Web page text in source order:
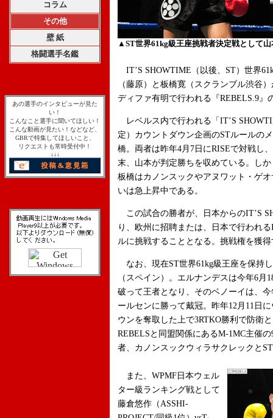
コラム
その他
壁 紙
格闘選手名鑑
あの選手のインタビューが見た
い！
こんなこと選手に聞いてほしい！
こんな動画が見たい！などなど、
GBRで特集してほしいこと、
リクエストも常時受付中！
↓↓↓
▲ST世界61kg級王座挑戦者決定戦として
IT’S SHOWTIME（以後、ST）世界
（藤原）と板橋寛（スクランブル渋谷
ディファ有明で行われる『REBELS.9』
レベルス内で行われる「IT’S
定）カウントダウン企画のSTルールの
橋。両者は昨年4月7日にRISEで対戦し
末、山本が判定勝ちを収めている。し
板橋はカノンスックやアヌワット・ゲ
いは急上昇中である。
この試合の勝者が、日本からのIT’S
り、欧州に招聘または、日本で行われ
ルに挑戦することとなる。挑戦権を獲
なお、現在ST世界61kg級王座を保持
（スペイン）。エルナンデスは今年6
破って王者となり、そのベノーイは、
ールセンに勝って戴冠。昨年12月11日
ウンを奪取した上で3RTKO勝利で防衛
REBELSと同盟関係にあるM-1MC主催
者、カノンスックウィラサクレックと
また、WPMF日本ウェル
ター級ランキング戦として
藤倉悠作（ASSHI-